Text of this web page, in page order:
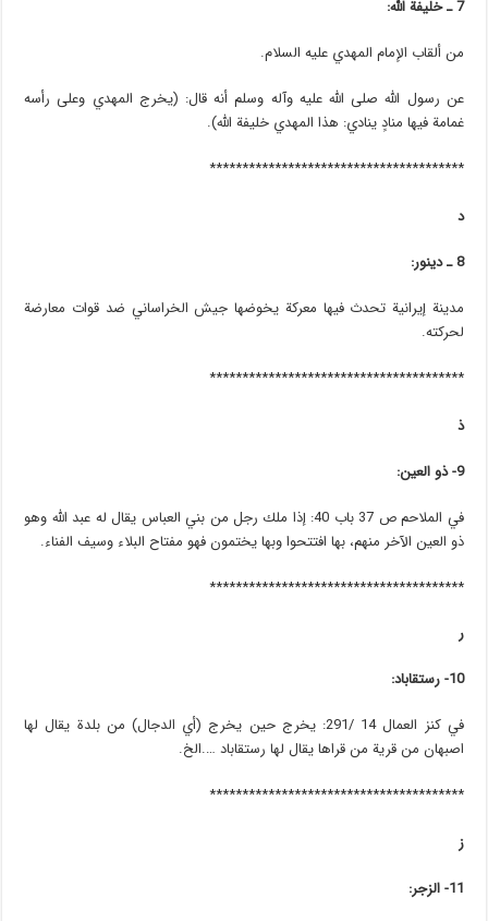
7 ـ خليفة الله:
من ألقاب الإمام المهدي عليه السلام.
عن رسول الله صلى الله عليه وآله وسلم أنه قال: (يخرج المهدي وعلى رأسه
غمامة فيها منادٍ ينادي: هذا المهدي خليفة الله).
***************************************
د
8 ـ دينور:
مدينة إيرانية تحدث فيها معركة يخوضها جيش الخراساني ضد قوات معارضة
لحركته.
***************************************
ذ
9- ذو العين:
في الملاحم ص 37 باب 40: إذا ملك رجل من بني العباس يقال له عبد الله وهو
ذو العين الآخر منهم، بها افتتحوا وبها يختمون فهو مفتاح البلاء وسيف الفناء.
***************************************
ر
10- رستقاباد:
في كنز العمال 14 /291: يخرج حين يخرج (أي الدجال) من بلدة يقال لها
اصبهان من قرية من قراها يقال لها رستقاباد ….الخ.
***************************************
ز
11- الزجر: